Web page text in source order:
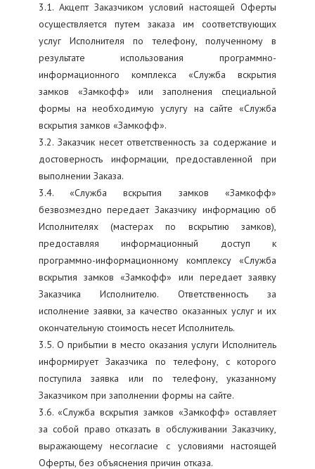
3.1. Акцепт Заказчиком условий настоящей Оферты
осуществляется путем заказа им соответствующих
услуг Исполнителя по телефону, полученному в
результате использования программно-
информационного комплекса «Служба вскрытия
замков «Замкофф» или заполнения специальной
формы на необходимую услугу на сайте «Служба
вскрытия замков «Замкофф».
3.2. Заказчик несет ответственность за содержание и
достоверность информации, предоставленной при
выполнении Заказа.
3.4. «Служба вскрытия замков «Замкофф»
безвозмездно передает Заказчику информацию об
Исполнителях (мастерах по вскрытию замков),
предоставляя информационный доступ к
программно-информационному комплексу «Служба
вскрытия замков «Замкофф» или передает заявку
Заказчика Исполнителю. Ответственность за
исполнение заявки, за качество оказанных услуг и их
окончательную стоимость несет Исполнитель.
3.5. О прибытии в место оказания услуги Исполнитель
информирует Заказчика по телефону, с которого
поступила заявка или по телефону, указанному
Заказчиком при заполнении формы на сайте.
3.6. «Служба вскрытия замков «Замкофф» оставляет
за собой право отказать в обслуживании Заказчику,
выражающему несогласие с условиями настоящей
Оферты, без объяснения причин отказа.